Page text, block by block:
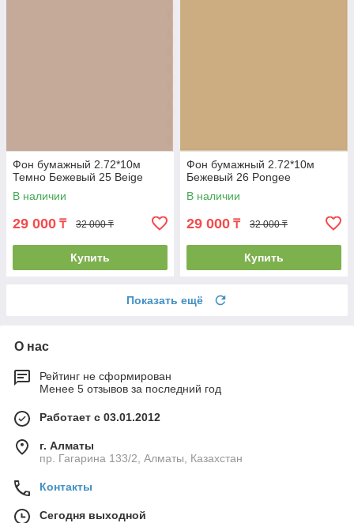
Фон бумажный 2.72*10м
Темно Бежевый 25 Beige
В наличии
29 000 ₸ 32 000 ₸
Купить
Фон бумажный 2.72*10м
Бежевый 26 Pongee
В наличии
29 000 ₸ 32 000 ₸
Купить
Показать ещё
О нас
Рейтинг не сформирован
Менее 5 отзывов за последний год
Работает с 03.01.2012
г. Алматы
пр. Гагарина 133/2, Алматы, Казахстан
Контакты
Сегодня выходной